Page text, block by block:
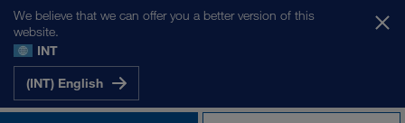
We believe that we can offer you a better version of this
website.
INT
(INT) English